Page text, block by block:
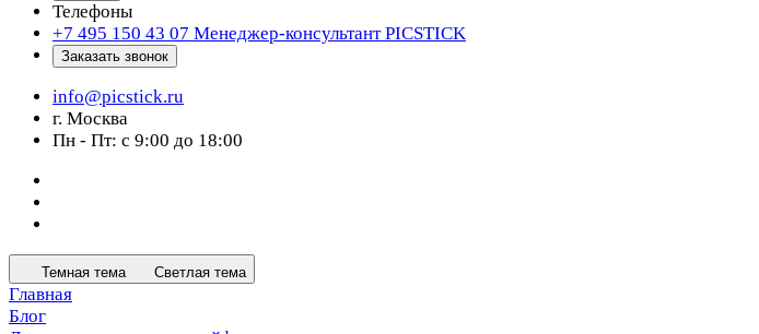
Телефоны
+7 495 150 43 07 Менеджер-консультант PICSTICK
Заказать звонок
info@picstick.ru
г. Москва
Пн - Пт: с 9:00 до 18:00
Темная тема Светлая тема
Главная
Блог